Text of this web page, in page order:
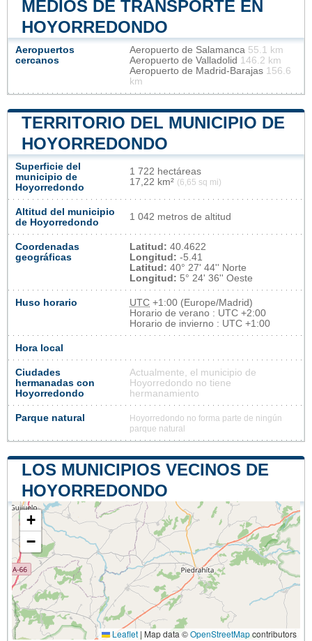
MEDIOS DE TRANSPORTE EN
HOYORREDONDO
Aeropuertos
cercanos
Aeropuerto de Salamanca 55.1 km
Aeropuerto de Valladolid 146.2 km
Aeropuerto de Madrid-Barajas 156.6
km
TERRITORIO DEL MUNICIPIO DE
HOYORREDONDO
Superficie del
municipio de
Hoyorredondo
1 722 hectáreas
17,22 km² (6,65 sq mi)
Altitud del municipio
de Hoyorredondo
1 042 metros de altitud
Coordenadas
geográficas
Latitud: 40.4622
Longitud: -5.41
Latitud: 40° 27' 44'' Norte
Longitud: 5° 24' 36'' Oeste
Huso horario UTC +1:00 (Europe/Madrid)
Horario de verano : UTC +2:00
Horario de invierno : UTC +1:00
Hora local
Ciudades
hermanadas con
Hoyorredondo
Actualmente, el municipio de
Hoyorredondo no tiene
hermanamiento
Parque natural
Hoyorredondo no forma parte de ningún
parque natural
LOS MUNICIPIOS VECINOS DE
HOYORREDONDO
+
−
Leaflet | Map data ©OpenStreetMapcontributors